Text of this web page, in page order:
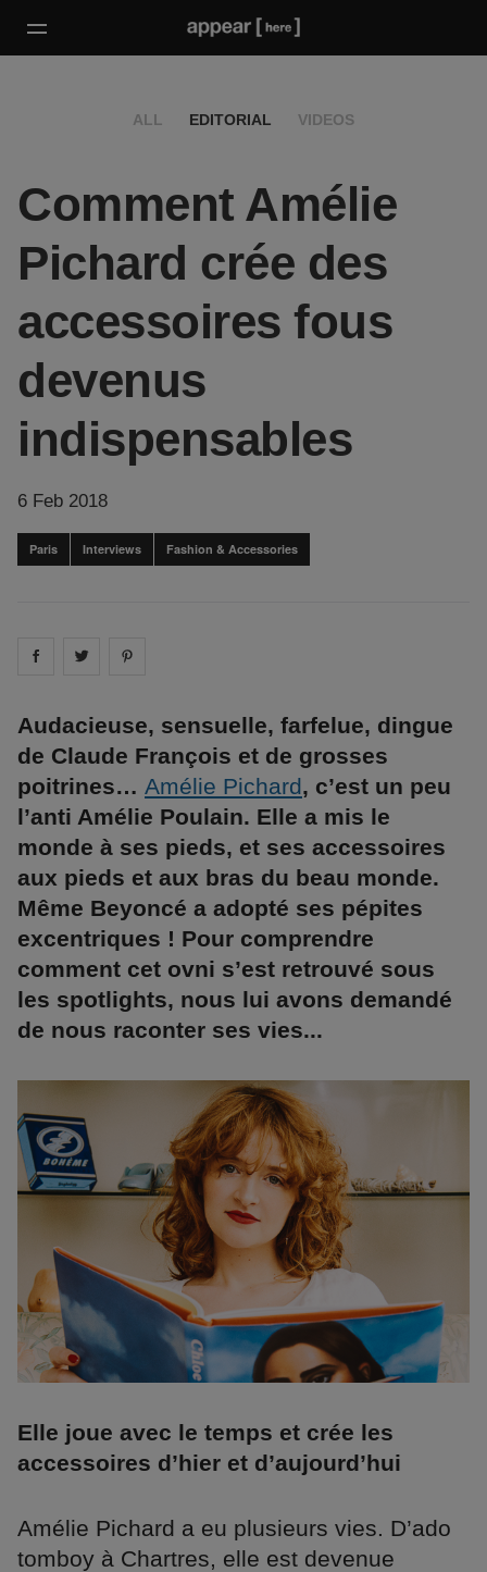
ALL EDITORIAL VIDEOS
Comment Amélie
Pichard crée des
accessoires fous
devenus
indispensables
6 Feb 2018
Paris Interviews Fashion & Accessories
Share on facebook
Share on
Audacieuse, sensuelle, farfelue, dingue
de Claude François et de grosses
poitrines… Amélie Pichard, c’est un peu
l’anti Amélie Poulain. Elle a mis le
monde à ses pieds, et ses accessoires
aux pieds et aux bras du beau monde.
Même Beyoncé a adopté ses pépites
excentriques ! Pour comprendre
comment cet ovni s’est retrouvé sous
les spotlights, nous lui avons demandé
de nous raconter ses vies...
Elle joue avec le temps et crée les
accessoires d’hier et d’aujourd’hui
Amélie Pichard a eu plusieurs vies. D’ado
tomboy à Chartres, elle est devenue